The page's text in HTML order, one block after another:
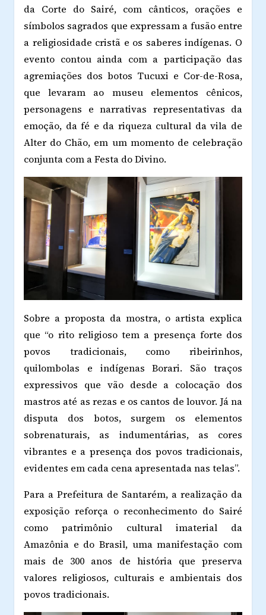
da Corte do Sairé, com cânticos, orações e
símbolos sagrados que expressam a fusão entre
a religiosidade cristã e os saberes indígenas. O
evento contou ainda com a participação das
agremiações dos botos Tucuxi e Cor-de-Rosa,
que levaram ao museu elementos cênicos,
personagens e narrativas representativas da
emoção, da fé e da riqueza cultural da vila de
Alter do Chão, em um momento de celebração
conjunta com a Festa do Divino.
Sobre a proposta da mostra, o artista explica
que “o rito religioso tem a presença forte dos
povos tradicionais, como ribeirinhos,
quilombolas e indígenas Borari. São traços
expressivos que vão desde a colocação dos
mastros até as rezas e os cantos de louvor. Já na
disputa dos botos, surgem os elementos
sobrenaturais, as indumentárias, as cores
vibrantes e a presença dos povos tradicionais,
evidentes em cada cena apresentada nas telas”.
Para a Prefeitura de Santarém, a realização da
exposição reforça o reconhecimento do Sairé
como patrimônio cultural imaterial da
Amazônia e do Brasil, uma manifestação com
mais de 300 anos de história que preserva
valores religiosos, culturais e ambientais dos
povos tradicionais.